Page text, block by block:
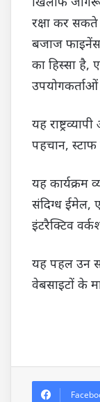
रक्षा कर सकते
बजाज फाइनेंस
का हिस्सा है,
उपयोगकर्ताओं
यह
पहचान,
यह कार्यक्रम
संदिग्ध ईमेल,
इंटरैक्टिव
यह पहल उन
वेबसाइटों के